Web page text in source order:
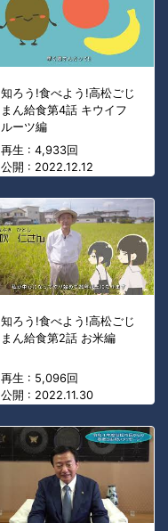
知ろう!食べよう!高松ごじ
まん給食第4話 キウイフ
ルーツ編
再生 : 4,933回
公開 : 2022.12.12
知ろう!食べよう!高松ごじ
まん給食第2話 お米編
再生 : 5,096回
公開 : 2022.11.30